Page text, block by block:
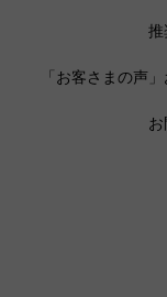
推
「お客さまの声